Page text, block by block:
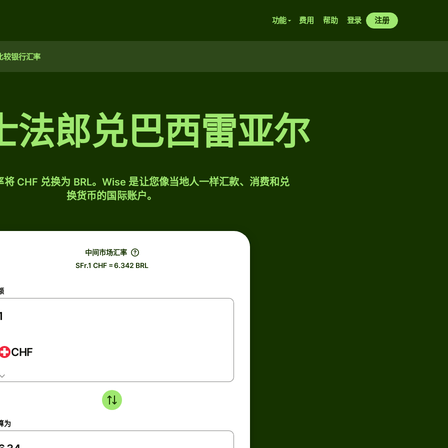
功能 费用 帮助 登录 注册
较银行汇率
法郎兑巴西雷亚尔
将 CHF 兑换为 BRL。Wise 是让您像当地人一样汇款、消费和兑
换货币的国际账户。
中间市场汇率
SFr.1 CHF = 6.342 BRL
CHF
为